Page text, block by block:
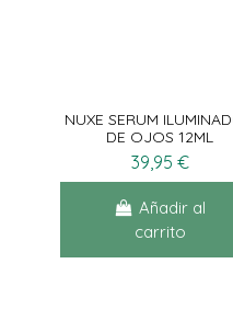
NUXE SERUM
DE OJOS 12ML
39,95 €
Añadir al
carrito